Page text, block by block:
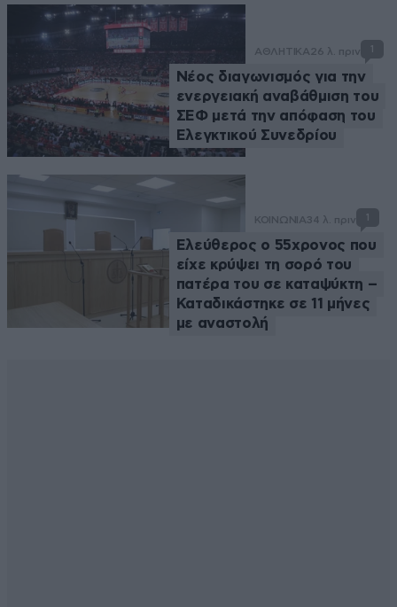
ΑΘΛΗΤΙΚΑ26 λ. πριν
Νέος διαγωνισμός για την
ενεργειακή αναβάθμιση του
ΣΕΦ μετά την απόφαση του
Ελεγκτικού Συνεδρίου
ΚΟΙΝΩΝΙΑ34 λ. πριν 1
Ελεύθερος ο 55χρονος που
είχε κρύψει τη σορό του
πατέρα του σε καταψύκτη –
Καταδικάστηκε σε 11 μήνες
με αναστολή